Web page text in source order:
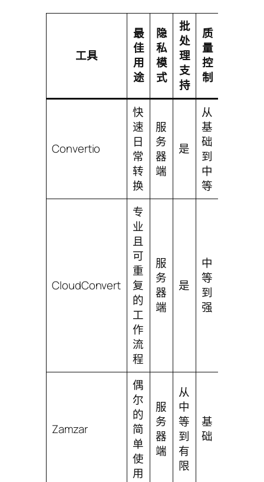
工具
最
佳
用
途
隐
私
模
式
批
处
理
支
持
质
量
控
制
Convertio
快
速
日
常
转
换
服
务
器
端
是
从
基
础
到
中
等
CloudConvert
专
业
且
可
重
复
的
工
作
流
程
服
务
器
端
是
中
等
到
强
Zamzar
偶
尔
的
简
单
使
用
服
务
器
端
从
中
等
到
有
限
基
础